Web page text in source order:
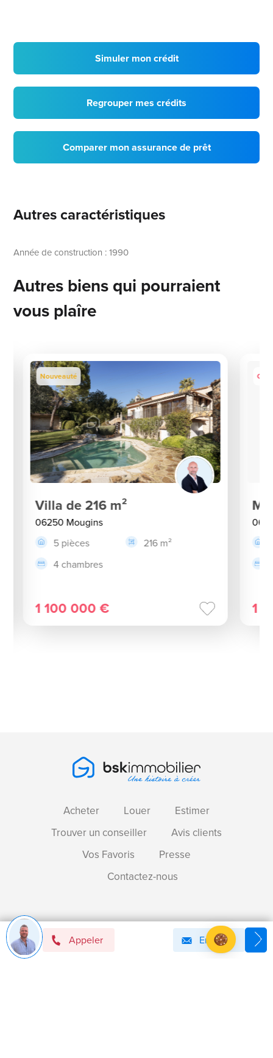
Appeler Email
Simuler mon crédit
Regrouper mes crédits
Comparer mon assurance de prêt
Autres caractéristiques
Année de construction : 1990
Autres biens qui pourraient
vous plaîre
Nouveauté
Villa de 216 m²
06250 Mougins
5 pièces
216 m²
4 chambres
1 100 000 € 1
Acheter Louer
Estimer
Trouver un conseiller
Avis clients
Vos Favoris
Presse
Contactez-nous
Devenir mandataire immobilier BSK !